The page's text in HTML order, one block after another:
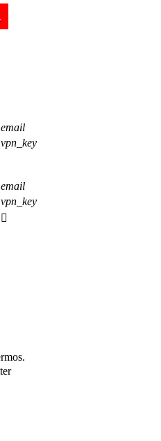
email
vpn_key
email
vpn_key
